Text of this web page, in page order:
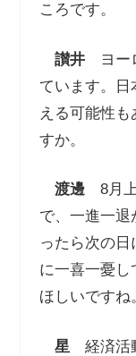
ころです。
讃井ヨー
ています。日
える可能性
すか。
渡邊8月上
で、一進一退
ったら次の
に一喜一憂し
ほしいですね
星経済活